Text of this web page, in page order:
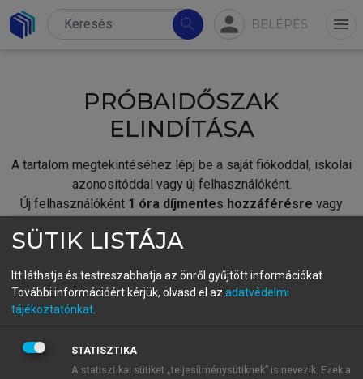
search person BELÉPÉS menu
PRÓBAIDŐSZAK
ELINDÍTÁSA
A tartalom megtekintéséhez lépj be a saját fiókoddal, iskolai
azonosítóddal vagy új felhasználóként.
Új felhasználóként 1 óra díjmentes hozzáférésre vagy
fiókoddal,vagy hozz létre új fiókot.
A regisztráció után apróbaidőszakautomatikusan
BELÉPÉS SAJÁT FIÓKKAL
SÜTIK LISTÁJA
Itt láthatja és testreszabhatja az önről gyűjtött információkat.
További információért kérjük, olvasd el az adatvédelmi
tájékoztatónkat
STATISZTIKA
A statisztikai sütiket „teljesítménysütiknek” is nevezik. Ezek a